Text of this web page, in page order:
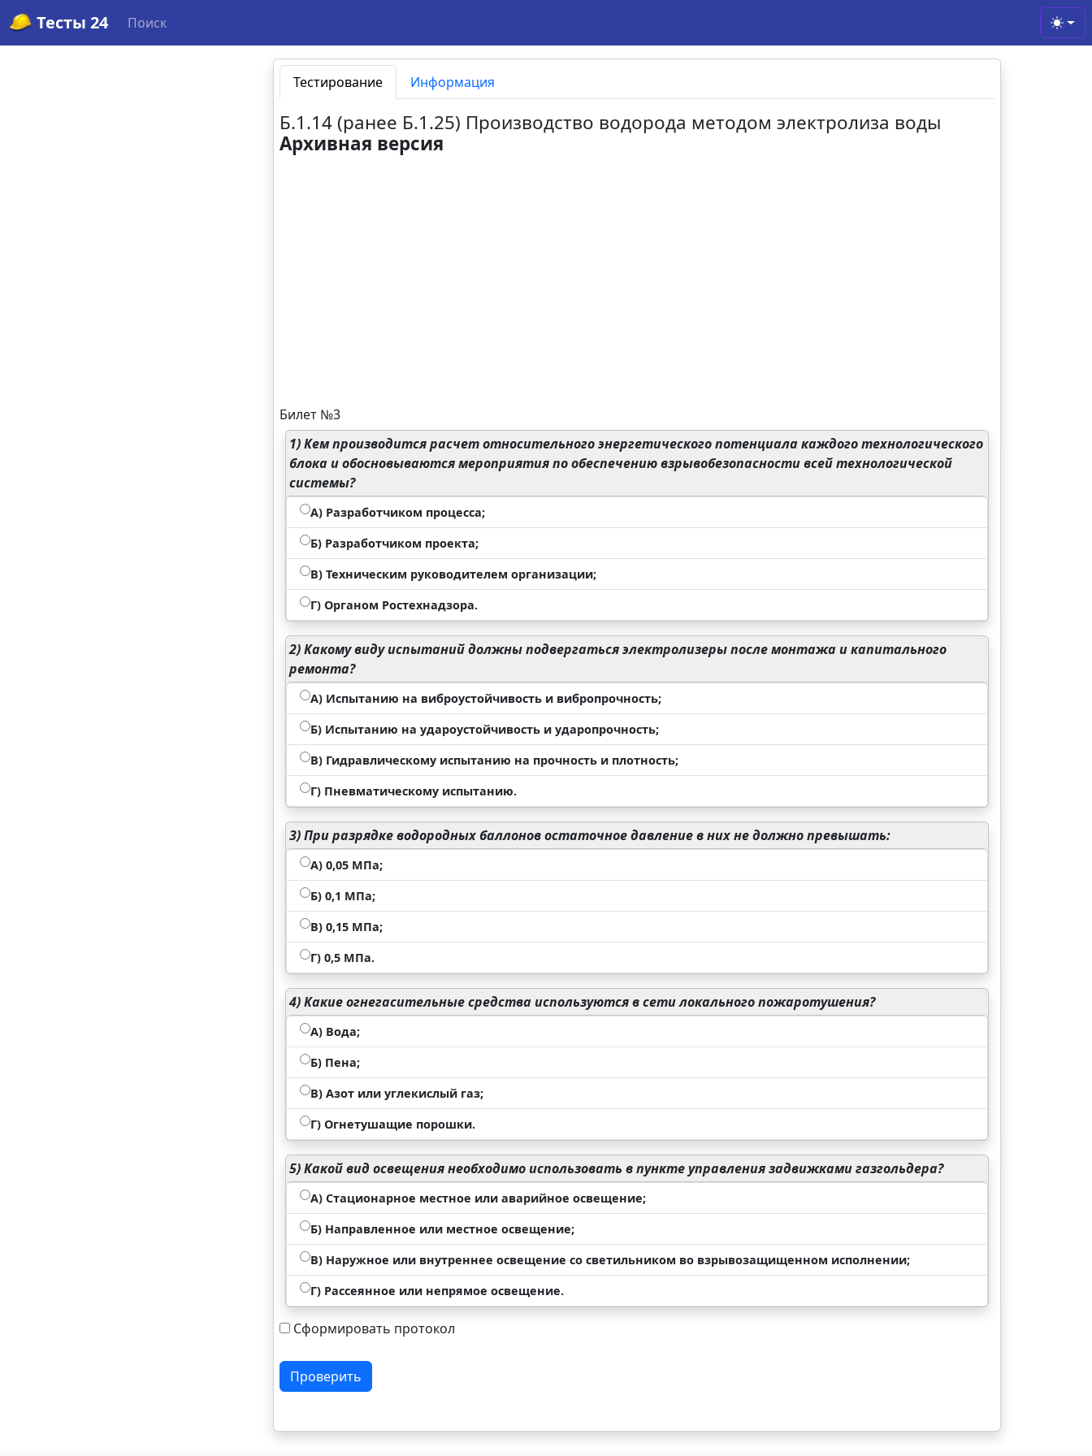
Тесты 24 Поиск
Тестирование Информация
Б.1.14 (ранее Б.1.25) Производство водорода методом электролиза воды
Архивная версия
Билет №3
1)Кем производится расчет относительного энергетического потенциала каждого технологического
блока и обосновываются мероприятия по обеспечению взрывобезопасности всей технологической
системы?
А) Разработчиком процесса;
Б) Разработчиком проекта;
В) Техническим руководителем организации;
Г) Органом Ростехнадзора.
2)Какому виду испытаний должны подвергаться электролизеры после монтажа и капитального
ремонта?
А) Испытанию на виброустойчивость и вибропрочность;
Б) Испытанию на удароустойчивость и ударопрочность;
В) Гидравлическому испытанию на прочность и плотность;
Г) Пневматическому испытанию.
3)При разрядке водородных баллонов остаточное давление в них не должно превышать:
А) 0,05 МПа;
Б) 0,1 МПа;
В) 0,15 МПа;
Г) 0,5 МПа.
4)Какие огнегасительные средства используются в сети локального пожаротушения?
А) Вода;
Б) Пена;
В) Азот или углекислый газ;
Г) Огнетушащие порошки.
5)Какой вид освещения необходимо использовать в пункте управления задвижками газгольдера?
А) Стационарное местное или аварийное освещение;
Б) Направленное или местное освещение;
В) Наружное или внутреннее освещение со светильником во взрывозащищенном исполнении;
Г) Рассеянное или непрямое освещение.
Сформировать протокол
Проверить